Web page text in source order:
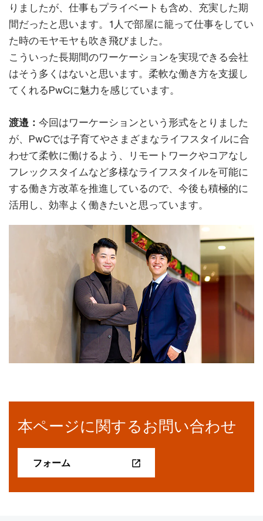
りましたが、仕事もプライベートも含め、充実した期
間だったと思います。1人で部屋に籠って仕事をしてい
た時のモヤモヤも吹き飛びました。
こういった長期間のワーケーションを実現できる会社
はそう多くはないと思います。柔軟な働き方を支援し
てくれるPwCに魅力を感じています。
渡邉： 今回はワーケーションという形式をとりました
が、PwCでは子育てやさまざまなライフスタイルに合
わせて柔軟に働けるよう、リモートワークやコアなし
フレックスタイムなど多様なライフスタイルを可能に
する働き方改革を推進しているので、今後も積極的に
活用し、効率よく働きたいと思っています。
本ページに関するお問い合わせ
フォーム